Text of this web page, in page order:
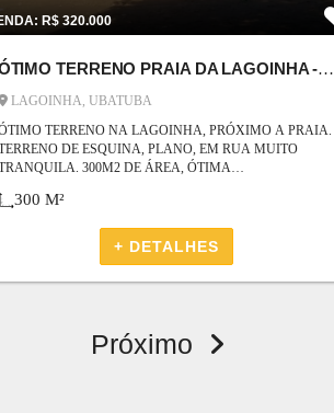
R$ 320.000
ÓTIMO TERRENO PRAIA DA LAGOINHA - PRÓXIMO A PRAIA
LAGOINHA, UBATUBA
TERRENO NA LAGOINHA, PRÓXIMO A PRAIA.
DE ESQUINA, PLANO, EM RUA MUITO
300M2 DE ÁREA, ÓTIMA
POUSADA OU KITNETS PARA INVESTIMENTO.
300 M²
+ DETALHES
Próximo